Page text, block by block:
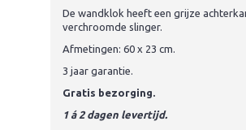
De wandklok heeft een grijze
verchroomde slinger.
Afmetingen: 60 x 23 cm.
3 jaar garantie.
Gratis bezorging.
1 á 2 dagen levertijd.